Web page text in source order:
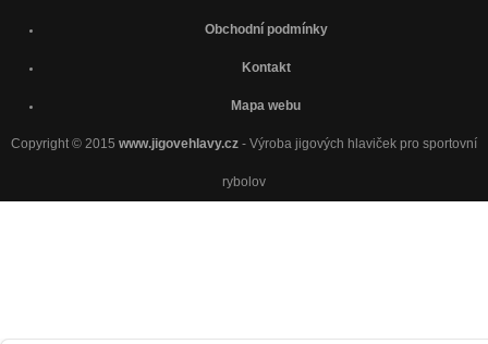
Obchodní podmínky
Kontakt
Mapa webu
Copyright © 2015 www.jigovehlavy.cz - Výroba jigových hlaviček pro sportovní
rybolov